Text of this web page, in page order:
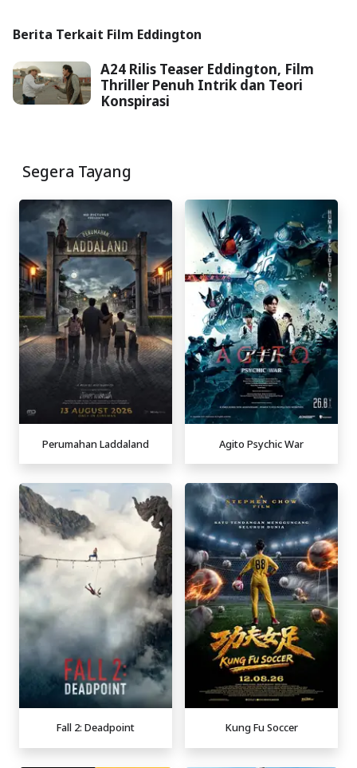
Berita Terkait Film Eddington
A24 Rilis Teaser Eddington, Film
Thriller Penuh Intrik dan Teori
Konspirasi
Segera Tayang
Perumahan Laddaland Agito Psychic War
Fall 2: Deadpoint Kung Fu Soccer